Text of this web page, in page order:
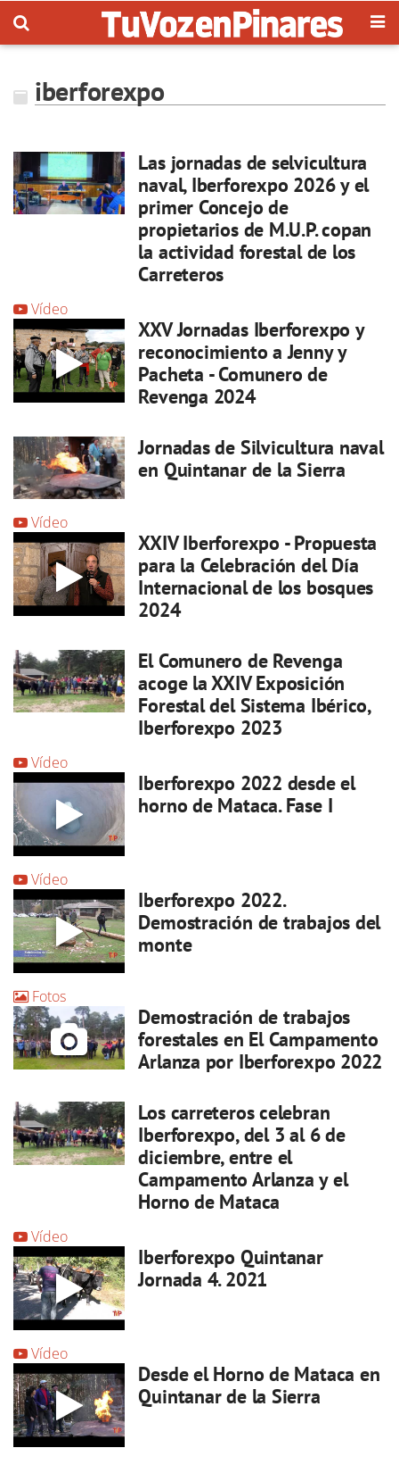
iberforexpo
Las jornadas de selvicultura
naval, Iberforexpo 2026 y el
primer Concejo de
propietarios de M.U.P. copan
la actividad forestal de los
Carreteros
Vídeo
XXV Jornadas Iberforexpo y
reconocimiento a Jenny y
Pacheta - Comunero de
Revenga 2024
Jornadas de Silvicultura naval
en Quintanar de la Sierra
Vídeo
XXIV Iberforexpo - Propuesta
para la Celebración del Día
Internacional de los bosques
2024
El Comunero de Revenga
acoge la XXIV Exposición
Forestal del Sistema Ibérico,
Iberforexpo 2023
Vídeo
Iberforexpo 2022 desde el
horno de Mataca. Fase I
Vídeo
Iberforexpo 2022.
Demostración de trabajos del
monte
Fotos
Demostración de trabajos
forestales en El Campamento
Arlanza por Iberforexpo 2022
Los carreteros celebran
Iberforexpo, del 3 al 6 de
diciembre, entre el
Campamento Arlanza y el
Horno de Mataca
Vídeo
Iberforexpo Quintanar
Jornada 4. 2021
Vídeo
Desde el Horno de Mataca en
Quintanar de la Sierra